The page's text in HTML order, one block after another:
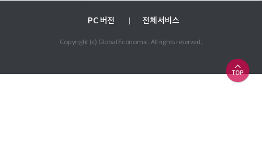
PC 버전 전체서비스
Copyright (c) Global Economic. All rights reserved.